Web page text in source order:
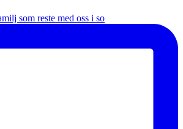
som reste med oss i so